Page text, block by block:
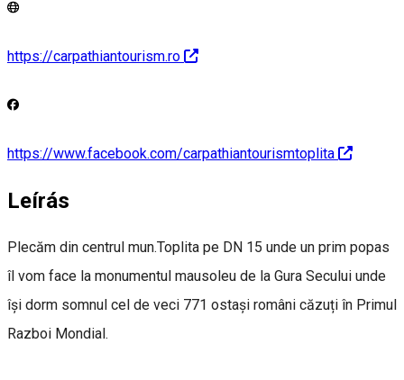
https://carpathiantourism.ro
https://www.facebook.com/carpathiantourismtoplita
Leírás
Plecăm din centrul mun.Toplita pe DN 15 unde un prim popas
îl vom face la monumentul mausoleu de la Gura Secului unde
își dorm somnul cel de veci 771 ostași români căzuți în Primul
Razboi Mondial.